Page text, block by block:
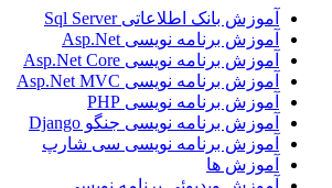
آموزش بانک اطلاعاتی Sql Server
آموزش برنامه نویسی Asp.Net
آموزش برنامه نویسی Asp.Net Core
آموزش برنامه نویسی Asp.Net MVC
آموزش برنامه نویسی PHP
آموزش برنامه نویسی جنگو Django
آموزش برنامه نویسی سی شارپ
آموزش ها